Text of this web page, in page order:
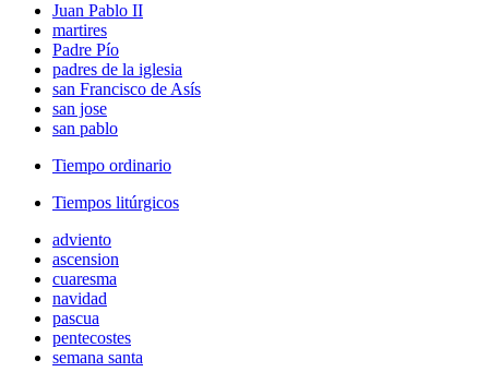
Juan Pablo II
martires
Padre Pío
padres de la iglesia
san Francisco de Asís
san jose
san pablo
Tiempo ordinario
Tiempos litúrgicos
adviento
ascension
cuaresma
navidad
pascua
pentecostes
semana santa